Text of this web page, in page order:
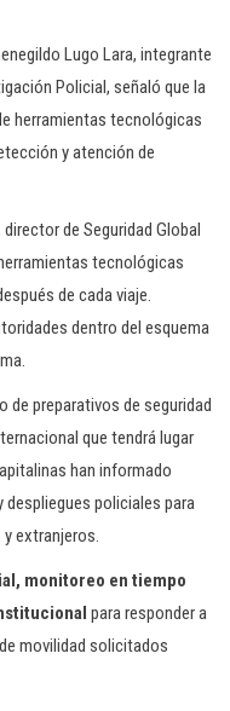
Lugo Lara, integrante
Policial, señaló que la
herramientas tecnológicas
y atención de
de Seguridad Global
tecnológicas
de cada viaje.
dentro del esquema
preparativos de seguridad
que tendrá lugar
han informado
policiales para
extranjeros.
monitoreo en tiempo
para responder a
movilidad solicitados